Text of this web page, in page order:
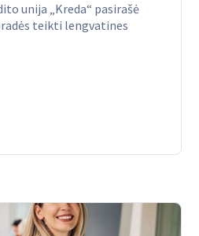
unija „Kreda“ pasirašė
teikti lengvatines